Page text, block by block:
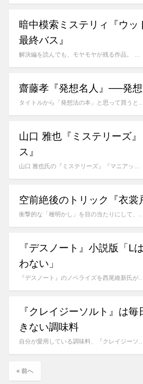
暗中模索ミステリィ『ウッ
最終バス』
解決編を読んでも、モヤモヤが残る作品。 …
齋藤孝『発想名人』──発
タイトルから「発想法の本」と思って買うと
山口 雅也『ミステリーズ
ス』
山口 雅也氏の『ミステリーズ』『マニアッ…
空前絶後のトリック『衣裳
衝撃的な「種明かし」を目の当たりにして、
『デスノート』小説版「L
わない」
『デスノート』のノベライズを西尾維新氏が
『クレイジーソルト』は
きない調味料
自分が愛用している調味料、『クレイジーソ
« 前へ